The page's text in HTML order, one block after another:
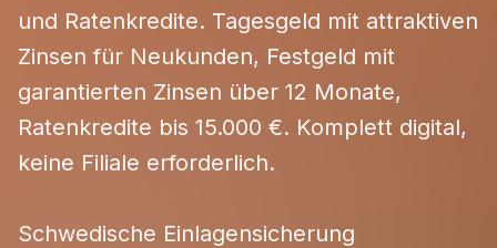
und Ratenkredite. Tagesgeld mit attraktiven
Zinsen für Neukunden, Festgeld mit
garantierten Zinsen über 12 Monate,
Ratenkredite bis 15.000 €. Komplett digital,
keine Filiale erforderlich.
Schwedische Einlagensicherung